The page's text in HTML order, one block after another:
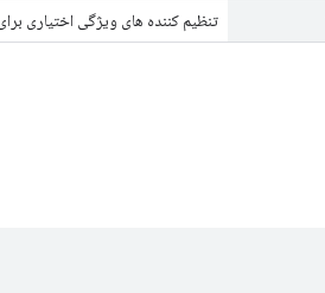
تنظیم کننده های ویژگی اختیاری برای